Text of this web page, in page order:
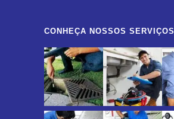
CONHEÇA NOSSOS SERVIÇOS